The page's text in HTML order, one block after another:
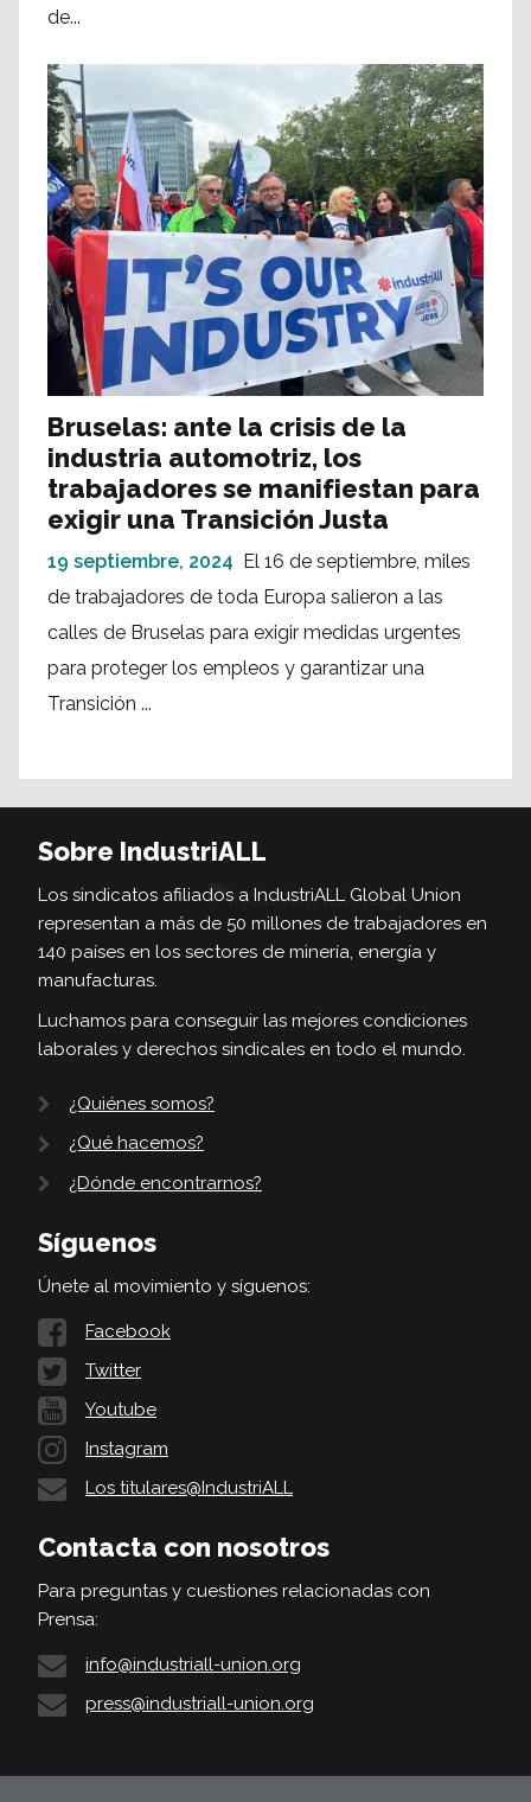
de...
Bruselas: ante la crisis de la
industria automotriz, los
trabajadores se manifiestan para
exigir una Transición Justa
19 septiembre, 2024
El 16 de septiembre, miles
de trabajadores de toda Europa salieron a las
calles de Bruselas para exigir medidas urgentes
para proteger los empleos y garantizar una
Transición ...
Sobre IndustriALL
Los sindicatos afiliados a IndustriALL Global Union
representan a más de 50 millones de trabajadores en
140 países en los sectores de minería, energía y
manufacturas.
Luchamos para conseguir las mejores condiciones
laborales y derechos sindicales en todo el mundo.
¿Quiénes somos?
¿Qué hacemos?
¿Dónde encontrarnos?
Síguenos
Únete al movimiento y síguenos:
Facebook
Twitter
Youtube
Instagram
Los titulares@IndustriALL
Contacta con nosotros
Para preguntas y cuestiones relacionadas con
Prensa:
info@industriall-union.org
press@industriall-union.org